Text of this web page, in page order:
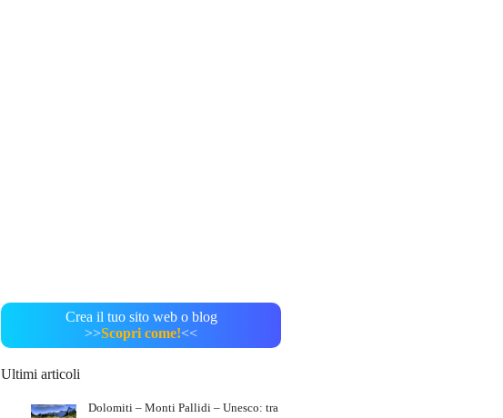
Crea il tuo sito web o blog
>>Scopri come!<<
Ultimi articoli
Dolomiti – Monti Pallidi – Unesco: tra